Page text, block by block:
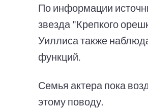
По информации
звезда "Крепкого
Уиллиса также
функций.
Семья актера пока
этому поводу.